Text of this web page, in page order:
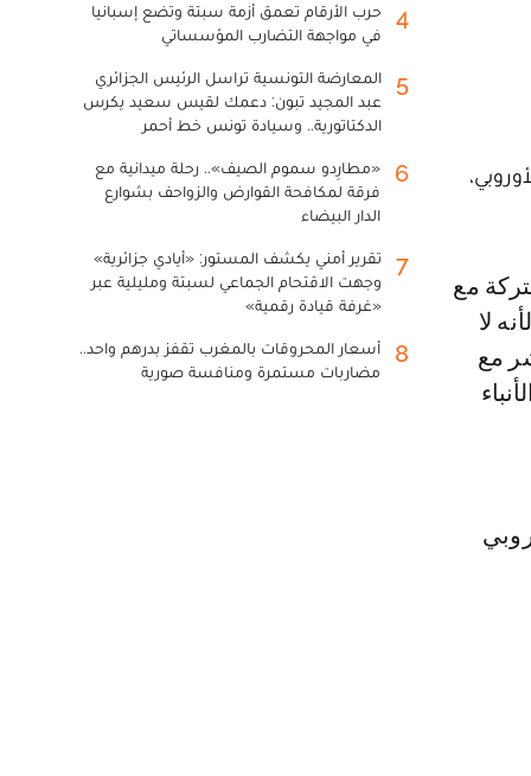
لا
مع
4
حرب الأرقام تعمق أزمة سبتة وتضع إسبانيا
في مواجهة التضارب المؤسساتي
5
المعارضة التونسية تراسل الرئيس الجزائري
عبد المجيد تبون: دعمك لقيس سعيد يكرس
الدكتاتورية.. وسيادة تونس خط أحمر
6
«مطارِدو سموم الصيف».. رحلة ميدانية مع
فرقة لمكافحة القوارض والزواحف بشوارع
الدار البيضاء
7
تقرير أمني يكشف المستور: «أيادي جزائرية»
وجهت الاقتحام الجماعي لسبتة ومليلية عبر
«غرفة قيادة رقمية»
8
أسعار المحروقات بالمغرب تقفز بدرهم واحد..
مضاربات مستمرة ومنافسة صورية